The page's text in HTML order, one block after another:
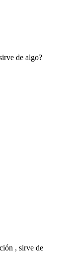
de algo?
, sirve de